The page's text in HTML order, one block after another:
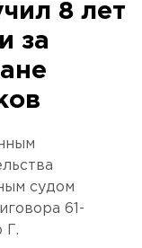
8 лет
за
судом
61-
Г.